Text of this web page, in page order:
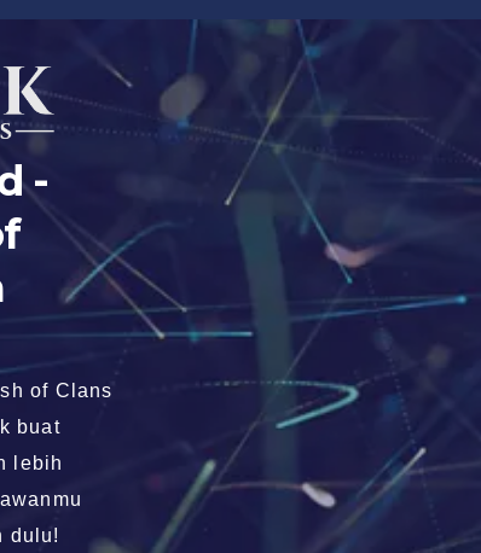
-
of Clans
buat
lebih
dulu!